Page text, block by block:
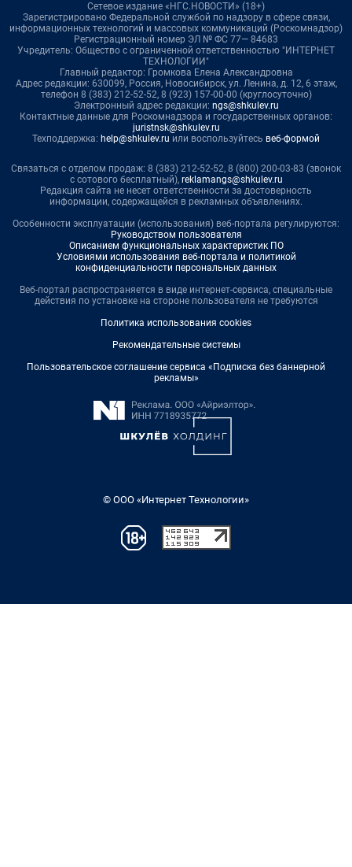
Сетевое издание «НГС.НОВОСТИ» (18+)
Зарегистрировано Федеральной службой по надзору в сфере связи,
информационных технологий и массовых коммуникаций (Роскомнадзор)
Регистрационный номер ЭЛ № ФС 77— 84683
Учредитель: Общество с ограниченной ответственностью "ИНТЕРНЕТ
ТЕХНОЛОГИИ"
Главный редактор: Громкова Елена Александровна
Адрес редакции: 630099, Россия, Новосибирск, ул. Ленина, д. 12, 6 этаж,
телефон 8 (383) 212-52-52, 8 (923) 157-00-00 (круглосуточно)
Электронный адрес редакции: ngs@shkulev.ru
Контактные данные для Роскомнадзора и государственных органов:
juristnsk@shkulev.ru
Техподдержка: help@shkulev.ru или воспользуйтесь веб-формой
Связаться с отделом продаж: 8 (383) 212-52-52, 8 (800) 200-03-83 (звонок
с сотового бесплатный), reklamangs@shkulev.ru
Редакция сайта не несет ответственности за достоверность
информации, содержащейся в рекламных объявлениях.
Особенности эксплуатации (использования) веб-портала регулируются:
Руководством пользователя
Описанием функциональных характеристик ПО
Условиями использования веб-портала и политикой
конфиденциальности персональных данных
Веб-портал распространяется в виде интернет-сервиса, специальные
действия по установке на стороне пользователя не требуются
Политика использования cookies
Рекомендательные системы
Пользовательское соглашение сервиса «Подписка без баннерной
рекламы»
© ООО «Интернет Технологии»